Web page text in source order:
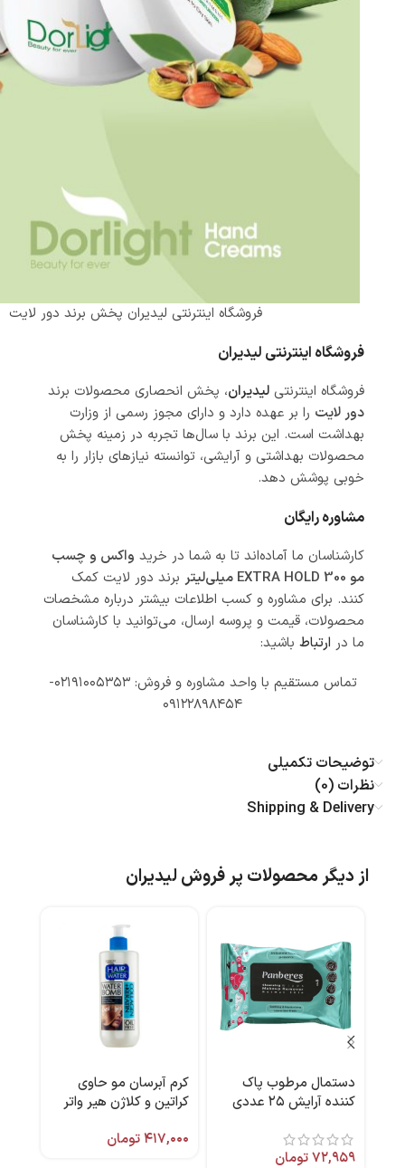
فروشگاه اینترنتی لیدیران پخش برند دور لایت
فروشگاه اینترنتی لیدیران
فروشگاه اینترنتی لیدیران، پخش انحصاری محصولات برند
دور لایت را بر عهده دارد و دارای مجوز رسمی از وزارت
بهداشت است. این برند با سال‌ها تجربه در زمینه پخش
محصولات بهداشتی و آرایشی، توانسته نیازهای بازار را به
خوبی پوشش دهد.
مشاوره رایگان
کارشناسان ما آماده‌اند تا به شما در خرید واکس و چسب
مو EXTRA HOLD 300 میلی‌لیتر
برند دور لایت کمک
کنند. برای مشاوره و کسب اطلاعات بیشتر درباره مشخصات
محصولات، قیمت و پروسه ارسال، می‌توانید با کارشناسان
ما در ارتباط باشید:
تماس مستقیم با واحد مشاوره و فروش: ۰۲۱۹۱۰۰۵۳۵۳-
۰۹۱۲۲۸۹۸۴۵۴
توضیحات تکمیلی
نظرات (0)
Shipping & Delivery
از دیگر محصولات پر فروش لیدیران
دستمال مرطوب پاک
کننده آرایش ۲۵ عددی
۷۲,۹۵۹تومان
کرم آبرسان مو حاوی
کراتین و کلاژن هیر واتر
۴۱۷,۰۰۰تومان